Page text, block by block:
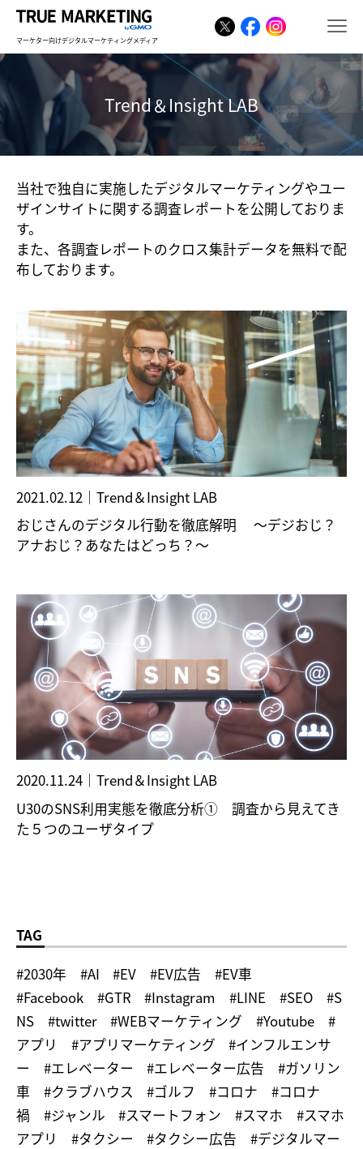
マーケター向けデジタルマーケティングメディア
Trend＆Insight LAB
当社で独自に実施したデジタルマーケティングやユー
ザインサイトに関する調査レポートを公開しておりま
す。
また、各調査レポートのクロス集計データを無料で配
布しております。
2021.02.12｜ Trend＆Insight LAB
おじさんのデジタル行動を徹底解明 ～デジおじ？
アナおじ？あなたはどっち？～
2020.11.24｜ Trend＆Insight LAB
U30のSNS利用実態を徹底分析① 調査から見えてき
た５つのユーザタイプ
TAG
#2030年
#AI #EV #EV広告
#EV車
#Facebook
#GTR #Instagram #LINE #SEO
#S
NS
#twitter #WEBマーケティング #Youtube
#
アプリ
#アプリマーケティング
#インフルエンサ
ー
#エレベーター #エレベーター広告
#ガソリン
車
#クラブハウス #ゴルフ #コロナ
#コロナ
禍
#ジャンル #スマートフォン #スマホ
#スマホ
アプリ
#タクシー #タクシー広告
#デジタルマー